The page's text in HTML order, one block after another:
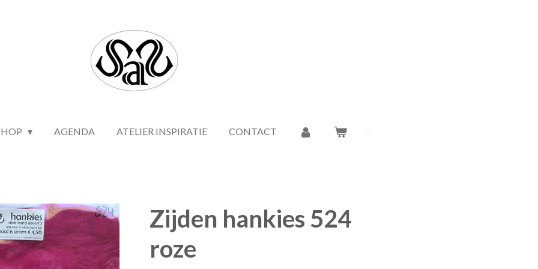
AGENDA ATELIER INSPIRATIE CONTACT
Zijden hankies 524
roze